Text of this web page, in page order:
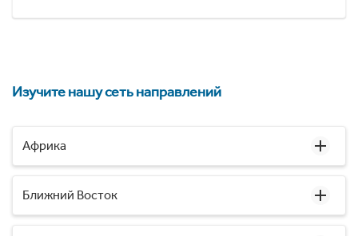
Изучите нашу сеть направлений
Африка
Ближний Восток